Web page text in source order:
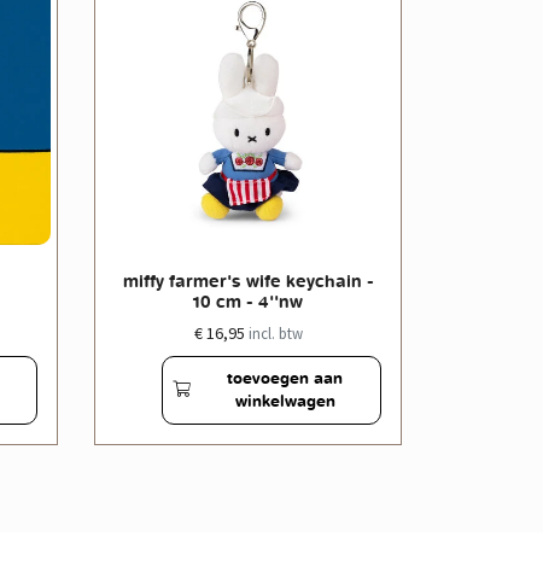
miffy farmer's wife keychain -
10 cm - 4''nw
€ 16,95 incl. btw
toevoegen aan
winkelwagen